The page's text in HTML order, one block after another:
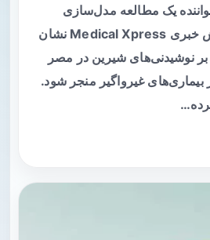
یک مطالعه مدل‌سازی
منتشرشده در پوشش خبری Medical Xpress نشان
نوشیدنی‌های شیرین در مصر
بیماری‌های غیرواگیر منجر شود.